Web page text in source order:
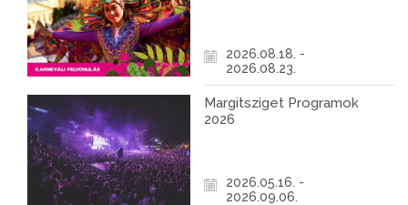
2026.08.18. -
2026.08.23.
Margitsziget Programok
2026
2026.05.16. -
2026.09.06.